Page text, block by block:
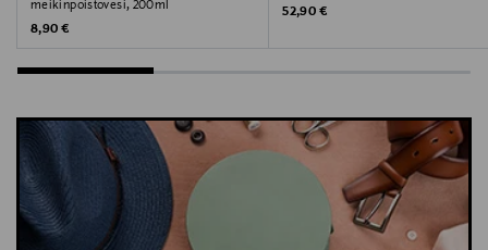
meikinpoistovesi, 200ml
Original Price
8,90 €
Original Price
52,90 €